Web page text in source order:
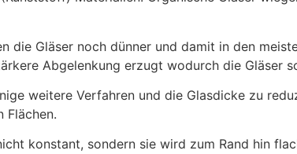
die Gläser noch dünner und damit in den
Abgelenkung erzugt wodurch die Gläser
weitere Verfahren und die Glasdicke zu
Flächen.
konstant, sondern sie wird zum Rand hin